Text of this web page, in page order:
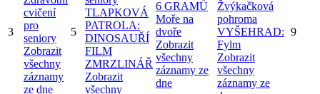
3
cvičení
pro
seniory
Zobrazit
všechny
záznamy
ze dne
5
TLAPKOVÁ
PATROLA:
DINOSAUŘÍ
FILM
ZMRZLINÁŘ
Zobrazit
všechny
6 GRAMŮ
Moře na
dvoře
Zobrazit
všechny
záznamy ze
dne
Žvýkačková
pohroma
VYŠEHRAD:
Fylm
Zobrazit
všechny
záznamy ze
9